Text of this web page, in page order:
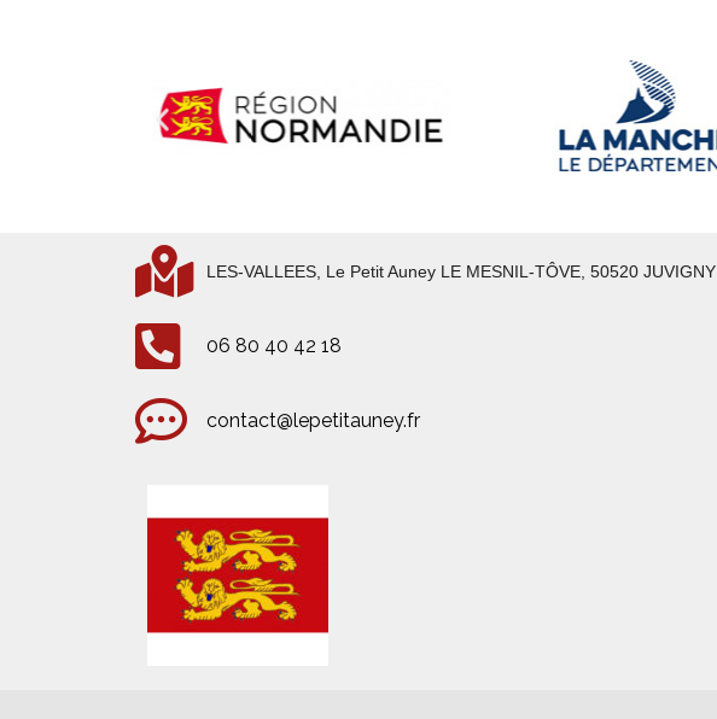
LES-VALLEES, Le Petit Auney LE MESNIL-TÔVE, 50520 JUVIGNY
06 80 40 42 18
contact@lepetitauney.fr